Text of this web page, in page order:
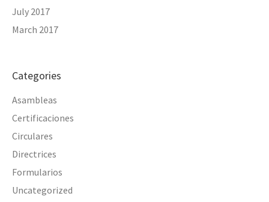
July 2017
March 2017
Categories
Asambleas
Certificaciones
Circulares
Directrices
Formularios
Uncategorized